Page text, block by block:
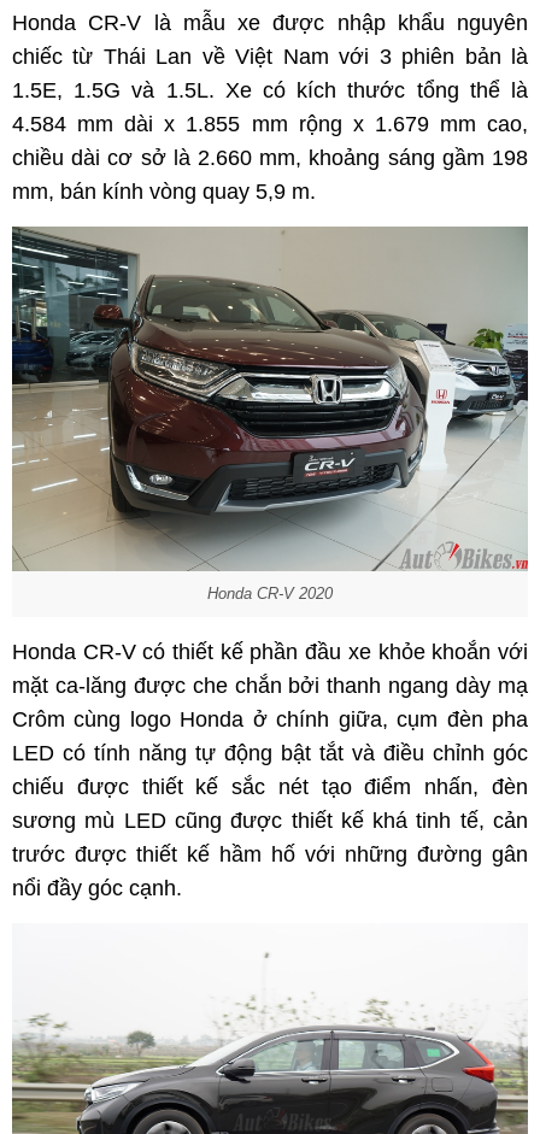
Honda CR-V là mẫu xe được nhập khẩu nguyên
chiếc từ Thái Lan về Việt Nam với 3 phiên bản là
1.5E, 1.5G và 1.5L. Xe có kích thước tổng thể là
4.584 mm dài x 1.855 mm rộng x 1.679 mm cao,
chiều dài cơ sở là 2.660 mm, khoảng sáng gầm 198
mm, bán kính vòng quay 5,9 m.
Honda CR-V 2020
Honda CR-V có thiết kế phần đầu xe khỏe khoắn với
mặt ca-lăng được che chắn bởi thanh ngang dày mạ
Crôm cùng logo Honda ở chính giữa, cụm đèn pha
LED có tính năng tự động bật tắt và điều chỉnh góc
chiếu được thiết kế sắc nét tạo điểm nhấn, đèn
sương mù LED cũng được thiết kế khá tinh tế, cản
trước được thiết kế hầm hố với những đường gân
nổi đầy góc cạnh.